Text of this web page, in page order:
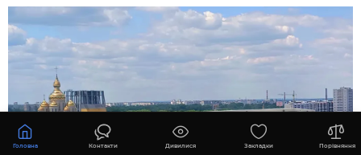
Головна Контакти Дивилися Закладки Порівняння